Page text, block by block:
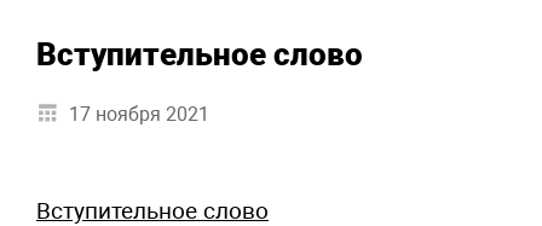
Вступительное слово
17 ноября 2021
Вступительное слово